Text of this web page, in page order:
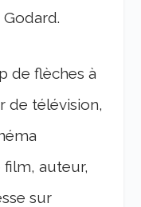
de flèches à
de télévision,
auteur,
sur